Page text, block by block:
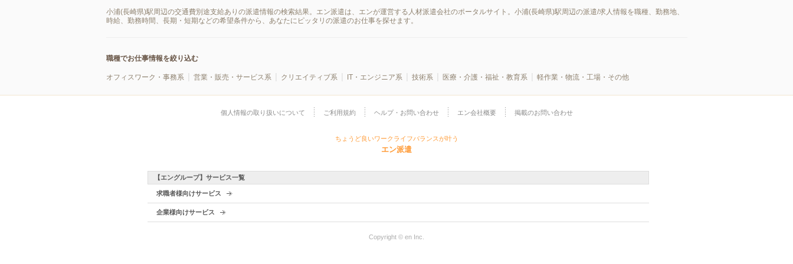
小浦(長崎県)駅周辺の交通費別途支給ありの派遣情報の検索結果。エン派遣は、エンが運営する人材派遣会社のポータルサイト。小浦(長崎県)駅周辺の派遣/求人情報を職種、勤務地、
時給、勤務時間、長期・短期などの希望条件から、あなたにピッタリの派遣のお仕事を探せます。
職種でお仕事情報を絞り込む
オフィスワーク・事務系 営業・販売・サービス系 クリエイティブ系 IT・エンジニア系 技術系 医療・介護・福祉・教育系 軽作業・物流・工場・その他
個人情報の取り扱いについて ご利用規約 ヘルプ・お問い合わせ エン会社概要 掲載のお問い合わせ
ちょうど良いワークライフバランスが叶う
エン派遣
【エングループ】サービス一覧
求職者様向けサービス
企業様向けサービス
Copyright © en Inc.